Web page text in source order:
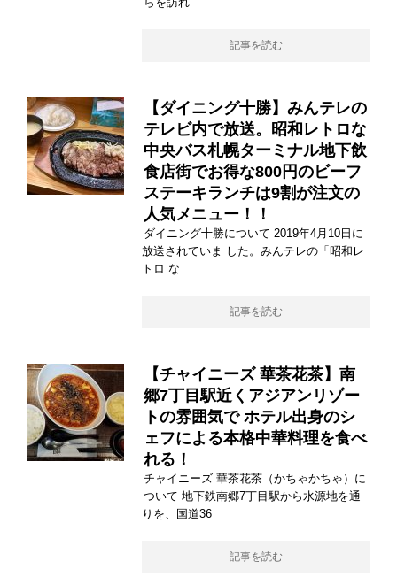
記事を読む
【ダイニング十勝】みんテレの
テレビ内で放送。昭和レトロな
中央バス札幌ターミナル地下飲
食店街でお得な800円のビーフ
ステーキランチは9割が注文の
人気メニュー！！
ダイニング十勝について 2019年4月10日に
放送されていま した。みんテレの「昭和レ
トロ な
記事を読む
【チャイニーズ 華茶花茶】南
郷7丁目駅近くアジアンリゾー
トの雰囲気で ホテル出身のシ
ェフによる本格中華料理を食べ
れる！
チャイニーズ 華茶花茶（かちゃかちゃ）に
ついて 地下鉄南郷7丁目駅から水源地を通
りを、国道36
記事を読む